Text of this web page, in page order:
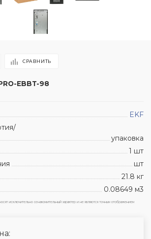
EBBT-98
СРАВНИТЬ
EKF
упаковка
1 шт
шт
21.8 кг
0.08649 м3
исключительно ознакомительный характер и не являются точным отображением